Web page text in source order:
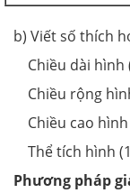
b) Viết số thích
Chiều dài hình
Chiều rộng
Chiều cao hình
Thể tích hình
Phương pháp